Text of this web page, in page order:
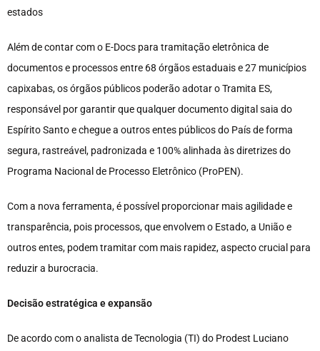
estados
Além de contar com o E-Docs para tramitação eletrônica de
documentos e processos entre 68 órgãos estaduais e 27 municípios
capixabas, os órgãos públicos poderão adotar o Tramita ES,
responsável por garantir que qualquer documento digital saia do
Espírito Santo e chegue a outros entes públicos do País de forma
segura, rastreável, padronizada e 100% alinhada às diretrizes do
Programa Nacional de Processo Eletrônico (ProPEN).
Com a nova ferramenta, é possível proporcionar mais agilidade e
transparência, pois processos, que envolvem o Estado, a União e
outros entes, podem tramitar com mais rapidez, aspecto crucial para
reduzir a burocracia.
Decisão estratégica e expansão
De acordo com o analista de Tecnologia (TI) do Prodest Luciano